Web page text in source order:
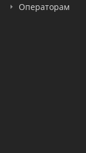
Операторам